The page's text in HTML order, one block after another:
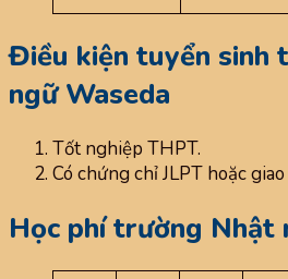
Điều kiện tuyển sinh
ngữ Waseda
Tốt nghiệp THPT.
Có chứng chỉ JLPT hoặc
Học phí trường Nhật